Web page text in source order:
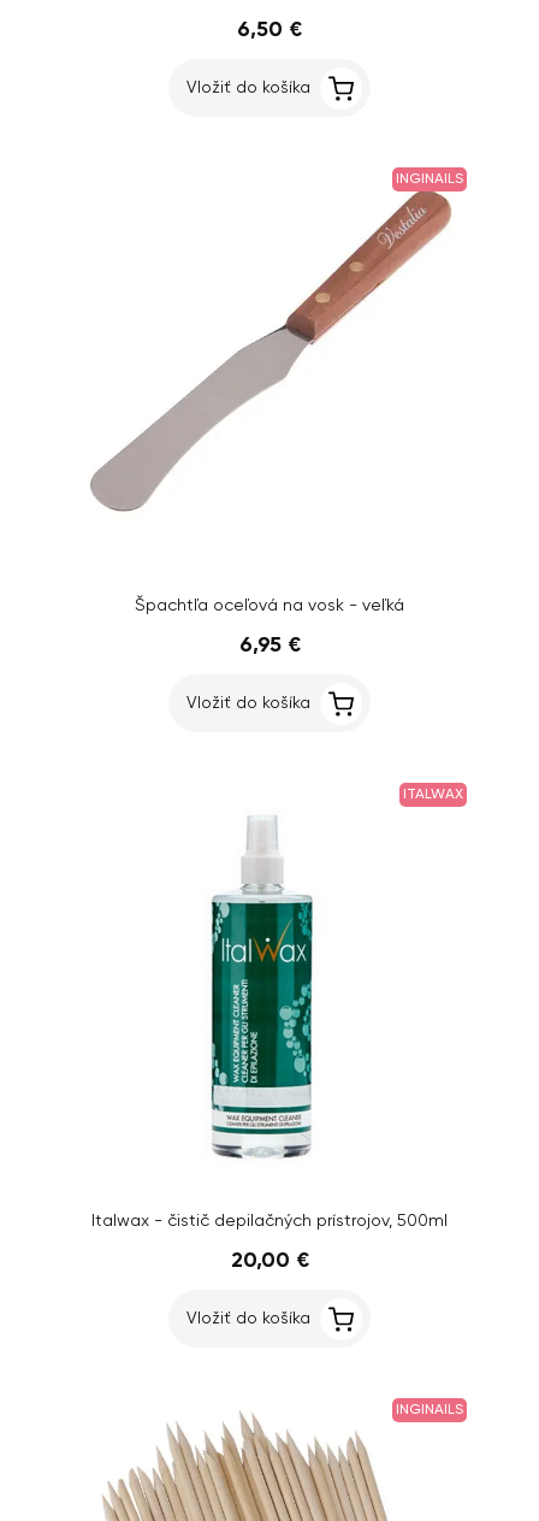
6,50 €
Vložiť do košíka
INGINAILS
Špachtľa oceľová na vosk - veľká
6,95 €
Vložiť do košíka
ITALWAX
Italwax - čistič depilačných prístrojov, 500ml
20,00 €
Vložiť do košíka
INGINAILS